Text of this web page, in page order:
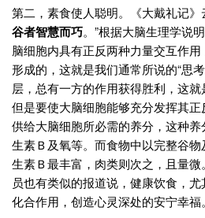
第二，素食使人聪明。《大戴礼记》
谷者智慧而巧。”根据大脑生理学说
脑细胞内具有正反两种力量交互作
形成的，这就是我们通常所说的“思
层，总有一方的作用获得胜利，这就
但是要使大脑细胞能够充分发挥其
供给大脑细胞所必需的养分，这种
生素Ｂ及氧等。而食物中以完整谷
生素Ｂ最丰富，肉类则次之，且量
员也有类似的报道说，健康饮食，
化合作用，创造心灵深处的安宁幸福。